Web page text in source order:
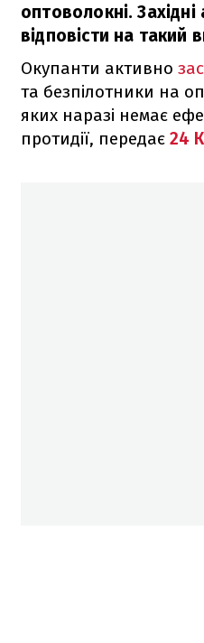
оптоволокні. Західні
відповісти на такий
Окупанти активно
та безпілотники на
яких наразі немає
протидії, передає 24